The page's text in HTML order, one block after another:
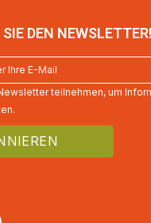
DEN NEWSLETTER!
teilnehmen, um